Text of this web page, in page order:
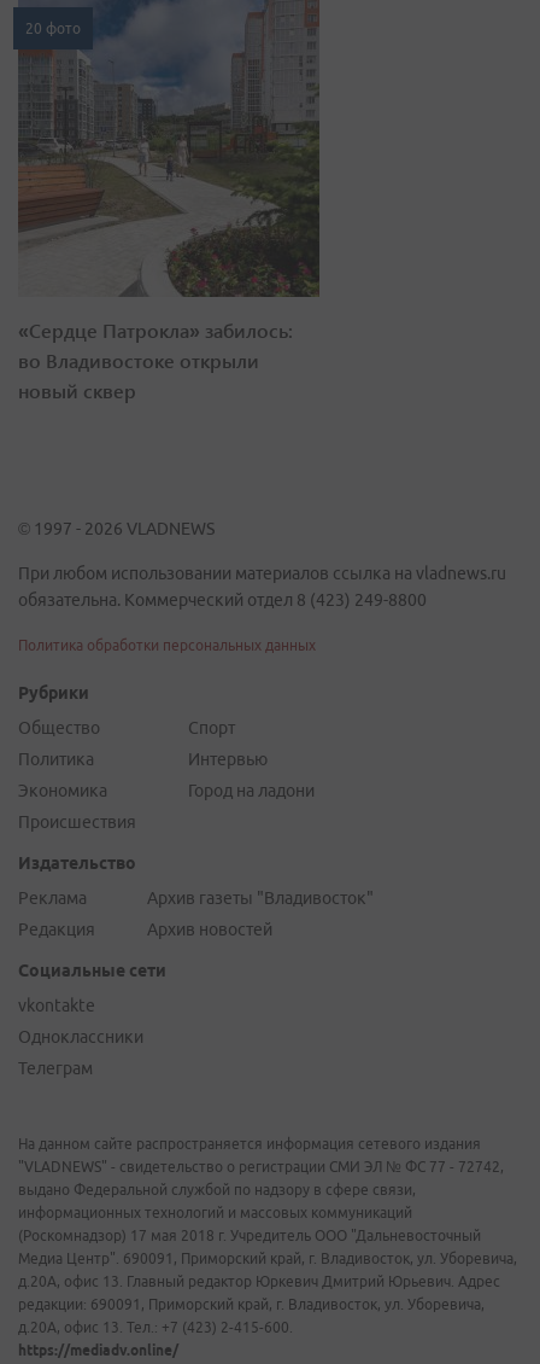
20 фото
«Сердце Патрокла» забилось:
во Владивостоке открыли
новый сквер
© 1997 - 2026 VLADNEWS
При любом использовании материалов ссылка на vladnews.ru
обязательна. Коммерческий отдел 8 (423) 249-8800
Политика обработки персональных данных
Рубрики
Общество
Политика
Экономика
Происшествия
Спорт
Интервью
Город на ладони
Издательство
Реклама
Редакция
Архив газеты "Владивосток"
Архив новостей
Социальные сети
vkontakte
Одноклассники
Телеграм
На данном сайте распространяется информация сетевого издания
"VLADNEWS" - свидетельство о регистрации СМИ ЭЛ № ФС 77 - 72742,
выдано Федеральной службой по надзору в сфере связи,
информационных технологий и массовых коммуникаций
(Роскомнадзор) 17 мая 2018 г. Учредитель ООО "Дальневосточный
Медиа Центр". 690091, Приморский край, г. Владивосток, ул. Уборевича,
д.20А, офис 13. Главный редактор Юркевич Дмитрий Юрьевич. Адрес
редакции: 690091, Приморский край, г. Владивосток, ул. Уборевича,
д.20А, офис 13. Тел.: +7 (423) 2-415-600.
https://mediadv.online/